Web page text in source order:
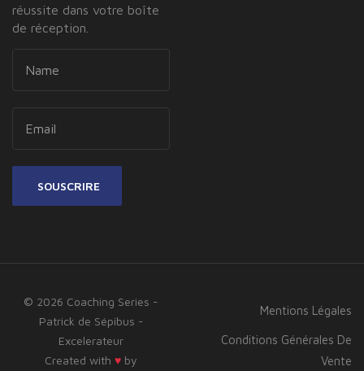
réussite dans votre boîte
de réception.
SOUSCRIRE
© 2026 Coaching Series -
Patrick de Sépibus -
Excelerateur
Created with ♥ by
Mentions Légales
Conditions Générales De
Vente